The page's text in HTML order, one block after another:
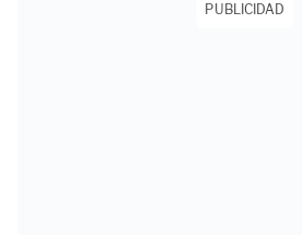
PUBLICIDAD